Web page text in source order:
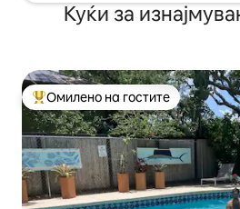
Куќи за
Меѓу најуспешните „Омилени на
Омилено на гостите